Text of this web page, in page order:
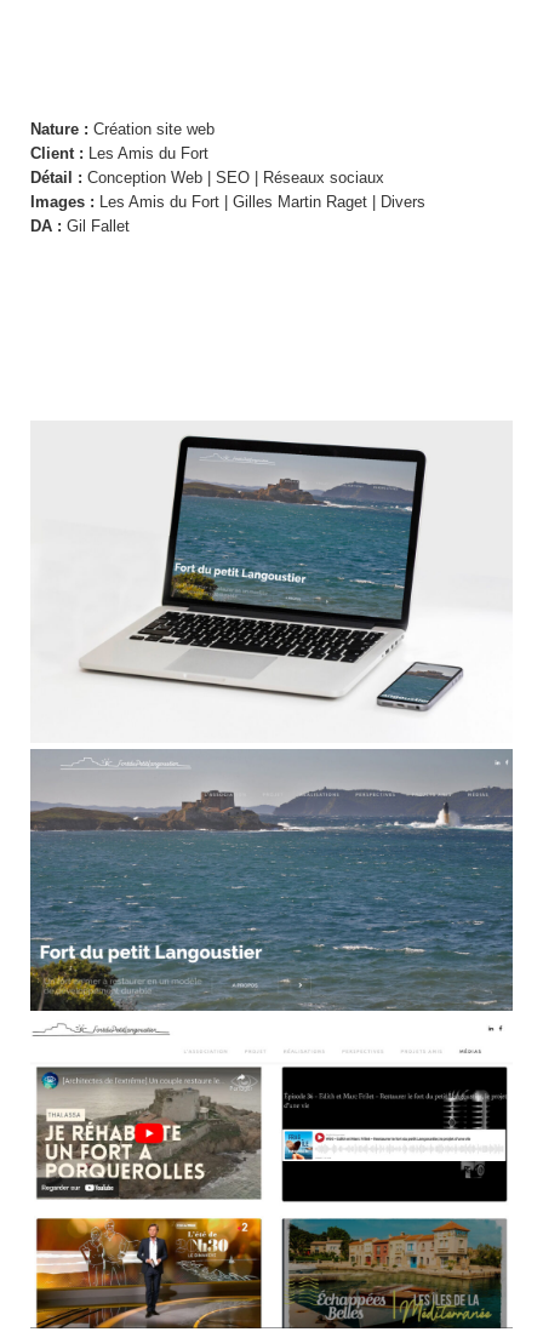
Nature : Création site web
Client : Les Amis du Fort
Détail : Conception Web | SEO | Réseaux sociaux
Images : Les Amis du Fort | Gilles Martin Raget | Divers
DA : Gil Fallet